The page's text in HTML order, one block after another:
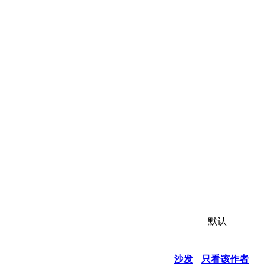
默认
沙发 只看该作者